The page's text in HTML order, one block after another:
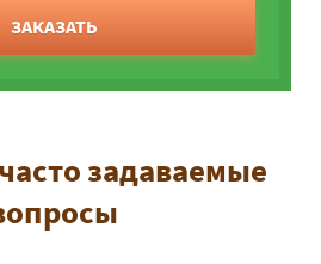
ЗАКАЗАТЬ
задаваемые